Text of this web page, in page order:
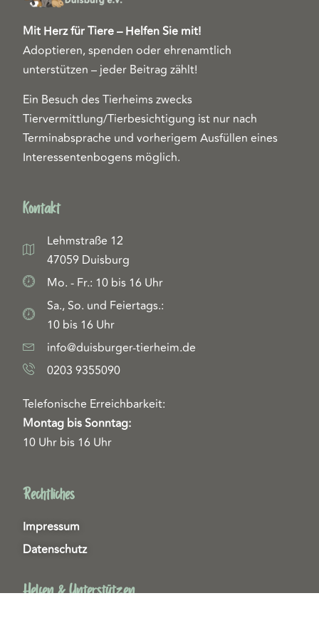
Mit Herz für Tiere – Helfen Sie mit!
Adoptieren, spenden oder ehrenamtlich
unterstützen – jeder Beitrag zählt!
Ein Besuch des Tierheims zwecks
Tiervermittlung/Tierbesichtigung ist nur nach
Terminabsprache und vorherigem Ausfüllen eines
Interessentenbogens möglich.
Kontakt
Lehmstraße 12
47059 Duisburg
Mo. - Fr.: 10 bis 16 Uhr
Sa., So. und Feiertags.:
10 bis 16 Uhr
info@duisburger-tierheim.de
0203 9355090
Telefonische Erreichbarkeit:
Montag bis Sonntag:
10 Uhr bis 16 Uhr
Rechtliches
Impressum
Datenschutz
Helfen & Unterstützen